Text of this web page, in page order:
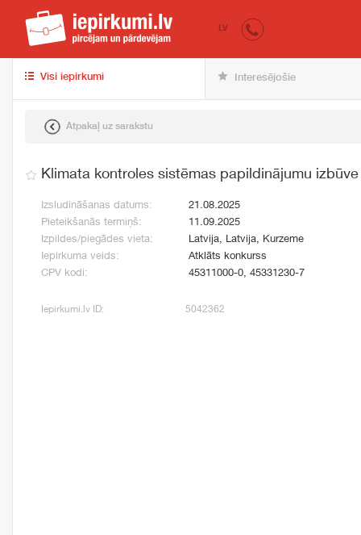
iepirkumi.lv
LV
Visi iepirkumi Interesējošie
Atpakaļ uz sarakstu
Klimata kontroles sistēmas papildinājumu izbūve
Izsludināšanas datums:
21.08.2025
Pieteikšanās termiņš:
11.09.2025
Izpildes/piegādes vieta:
Latvija, Latvija, Kurzeme
Iepirkuma veids:
Atklāts konkurss
CPV kodi:
45311000-0, 45331230-7
Iepirkumi.lv ID: 5042362